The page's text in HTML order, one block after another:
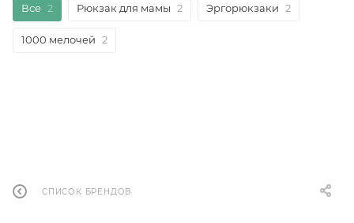
Все 2 Рюкзак для мамы 2 Эргорюкзаки 2
1000 мелочей 2
СПИСОК БРЕНДОВ